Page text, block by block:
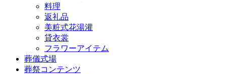
料理
返礼品
美粧式花湯灌
貸衣裳
フラワーアイテム
葬儀式場
葬祭コンテンツ